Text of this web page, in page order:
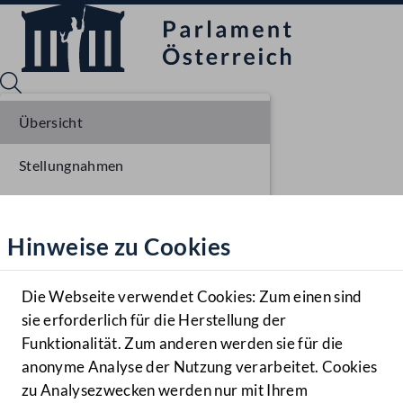
Hilfe
Benutzer
Navigationsmenü öffnen
MENÜ
Hinweise zu Cookies
Die Webseite verwendet Cookies: Zum einen sind
sie erforderlich für die Herstellung der
Funktionalität. Zum anderen werden sie für die
anonyme Analyse der Nutzung verarbeitet. Cookies
zu Analysezwecken werden nur mit Ihrem
Übersicht
Stellungnahmen
Einlangen NR
Ausschussberatungen NR
Plenarberatungen NR
Einlangen BR